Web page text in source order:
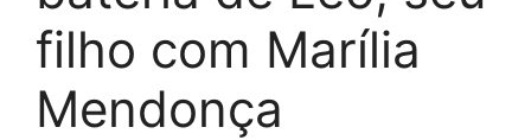
filho com Marília
Mendonça